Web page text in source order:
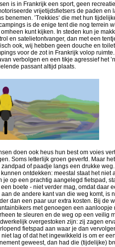
is in Frankrijk een sport, geen
vrijetijdsfietsers de paden en
benemen. ’Trekkies‘ die met hun
is de enige tent die nog terrein
kunt kijken. In steden kun je
en satelietontvanger, dan met een
ook, wij hebben geen douche en
voor de zot in Frankrijk volop
verbolgen en een tikje agressief het
passant altijd plaats.
doen ook heus hun best om voies
Soms letterlijk groen geverfd. Maar
zandpad of paadje langs een drukke
ontdekken: meestal staat het
je op een prachtig aangelegd fietspad,
boete - niet verder mag, omdat daar
aan de andere kant van die weg komt, is
dan een paar uur extra kosten. Bij de
met genoegen een
te sleuren en de weg op een veilig
overgestoken zijn: zij zagen
fietspad aan waar je dan
niet lag of dat het ingewikkeld is om er
geweest, dan had die (tijdelijke)